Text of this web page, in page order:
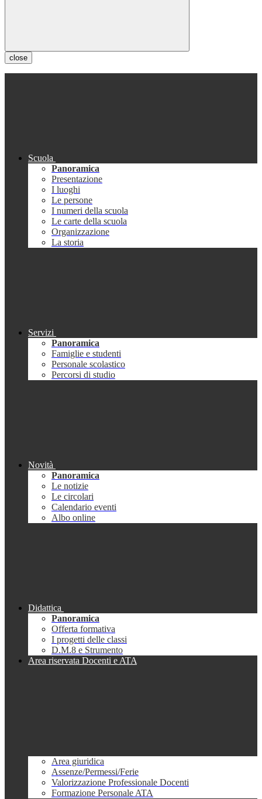
close
Scuola
Panoramica
Presentazione
I luoghi
Le persone
I numeri della scuola
Le carte della scuola
Organizzazione
La storia
Servizi
Panoramica
Famiglie e studenti
Personale scolastico
Percorsi di studio
Novità
Panoramica
Le notizie
Le circolari
Calendario eventi
Albo online
Didattica
Panoramica
Offerta formativa
I progetti delle classi
D.M.8 e Strumento
Area riservata Docenti e ATA
Area giuridica
Assenze/Permessi/Ferie
Valorizzazione Professionale Docenti
Formazione Personale ATA